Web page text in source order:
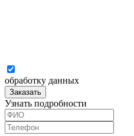
обработку данных
Заказать
Узнать подробности